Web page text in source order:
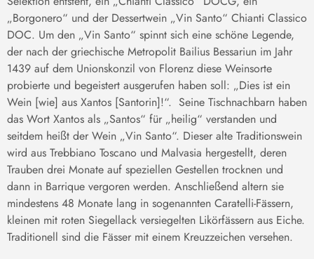
„Borgonero“ und der Dessertwein „Vin Santo“ Chianti Classico
DOC. Um den „Vin Santo“ spinnt sich eine schöne Legende,
der nach der griechische Metropolit Bailius Bessariun im Jahr
1439 auf dem Unionskonzil von Florenz diese Weinsorte
probierte und begeistert ausgerufen haben soll: „Dies ist ein
Wein [wie] aus Xantos [Santorin]!“. Seine Tischnachbarn haben
das Wort Xantos als „Santos“ für „heilig“ verstanden und
seitdem heißt der Wein „Vin Santo“. Dieser alte Traditionswein
wird aus Trebbiano Toscano und Malvasia hergestellt, deren
Trauben drei Monate auf speziellen Gestellen trocknen und
dann in Barrique vergoren werden. Anschließend altern sie
mindestens 48 Monate lang in sogenannten Caratelli-Fässern,
kleinen mit roten Siegellack versiegelten Likörfässern aus Eiche.
Traditionell sind die Fässer mit einem Kreuzzeichen versehen.